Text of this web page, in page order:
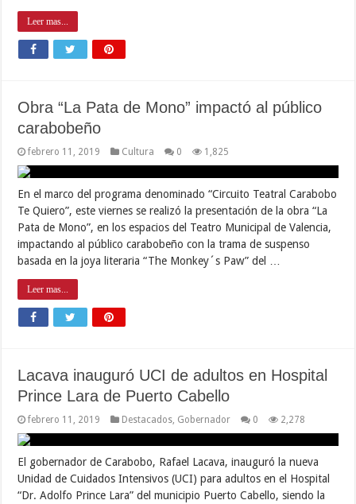
Leer mas...
Obra “La Pata de Mono” impactó al público
carabobeño
febrero 11, 2019 Cultura 0 1,825
En el marco del programa denominado “Circuito Teatral Carabobo
Te Quiero”, este viernes se realizó la presentación de la obra “La
Pata de Mono”, en los espacios del Teatro Municipal de Valencia,
impactando al público carabobeño con la trama de suspenso
basada en la joya literaria “The Monkey´s Paw” del …
Leer mas...
Lacava inauguró UCI de adultos en Hospital
Prince Lara de Puerto Cabello
febrero 11, 2019 Destacados Gobernador 0 2,278
El gobernador de Carabobo, Rafael Lacava, inauguró la nueva
Unidad de Cuidados Intensivos (UCI) para adultos en el Hospital
“Dr. Adolfo Prince Lara” del municipio Puerto Cabello, siendo la